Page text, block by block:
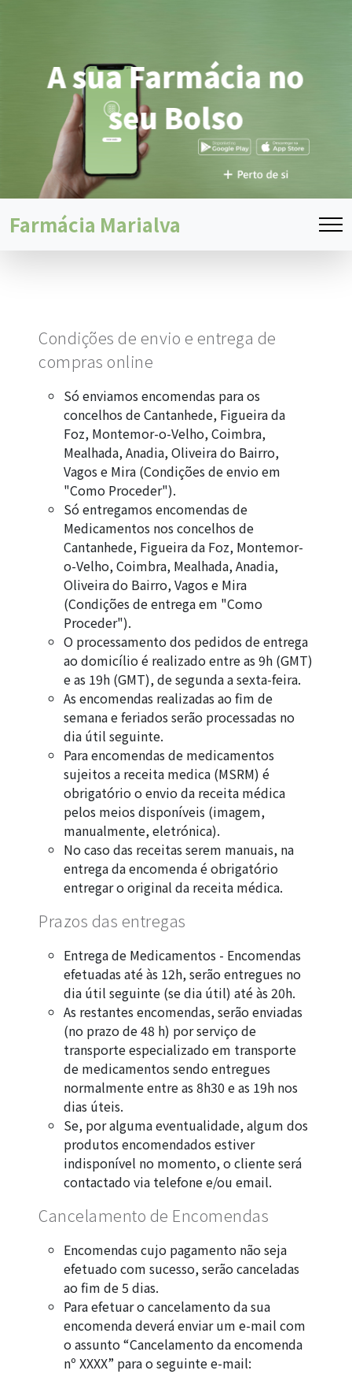
A sua Farmácia no
seu Bolso
Farmácia Marialva
Condições de envio e entrega de
compras online
Só enviamos encomendas para os
concelhos de Cantanhede, Figueira da
Foz, Montemor-o-Velho, Coimbra,
Mealhada, Anadia, Oliveira do Bairro,
Vagos e Mira (Condições de envio em
"Como Proceder").
Só entregamos encomendas de
Medicamentos nos concelhos de
Cantanhede, Figueira da Foz, Montemor-
o-Velho, Coimbra, Mealhada, Anadia,
Oliveira do Bairro, Vagos e Mira
(Condições de entrega em "Como
Proceder").
O processamento dos pedidos de entrega
ao domicílio é realizado entre as 9h (GMT)
e as 19h (GMT), de segunda a sexta-feira.
As encomendas realizadas ao fim de
semana e feriados serão processadas no
dia útil seguinte.
Para encomendas de medicamentos
sujeitos a receita medica (MSRM) é
obrigatório o envio da receita médica
pelos meios disponíveis (imagem,
manualmente, eletrónica).
No caso das receitas serem manuais, na
entrega da encomenda é obrigatório
entregar o original da receita médica.
Prazos das entregas
Entrega de Medicamentos - Encomendas
efetuadas até às 12h, serão entregues no
dia útil seguinte (se dia útil) até às 20h.
As restantes encomendas, serão enviadas
(no prazo de 48 h) por serviço de
transporte especializado em transporte
de medicamentos sendo entregues
normalmente entre as 8h30 e as 19h nos
dias úteis.
Se, por alguma eventualidade, algum dos
produtos encomendados estiver
indisponível no momento, o cliente será
contactado via telefone e/ou email.
Cancelamento de Encomendas
Encomendas cujo pagamento não seja
efetuado com sucesso, serão canceladas
ao fim de 5 dias.
Para efetuar o cancelamento da sua
encomenda deverá enviar um e-mail com
o assunto “Cancelamento da encomenda
nº XXXX” para o seguinte e-mail: